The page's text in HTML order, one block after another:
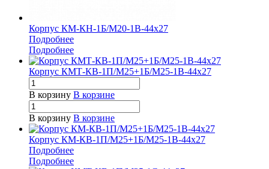
Корпус КМ-КН-1Б/М20-1В-44х27
Подробнее
Подробнее
Корпус КМТ-КВ-1П/М25+1Б/М25-1В-44х27
В корзину В корзине
В корзину В корзине
Корпус КМ-КВ-1П/М25+1Б/М25-1В-44х27
Подробнее
Подробнее